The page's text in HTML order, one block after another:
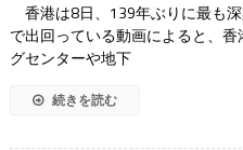
香港は8日、139年ぶりに最も
で出回っている動画によると、
グセンターや地下
続きを読む